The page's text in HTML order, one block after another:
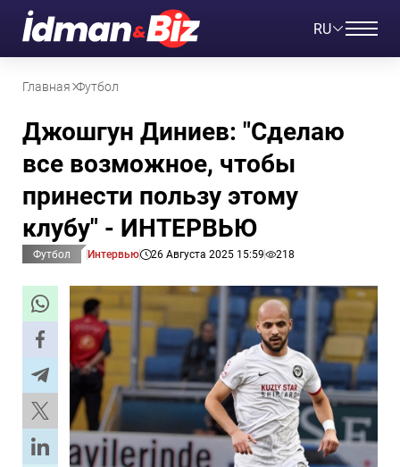
RU
Главная Футбол
Джошгун Диниев: "Сделаю
все возможное, чтобы
принести пользу этому
клубу" - ИНТЕРВЬЮ
Футбол Интервью 26 Августа 2025 15:59 218